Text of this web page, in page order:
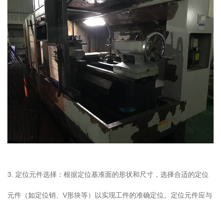
3. 定位元件选择：根据定位基准面的形状和尺寸，选择合适的定位
元件（如定位销、V形块等）以实现工件的准确定位。定位元件应与